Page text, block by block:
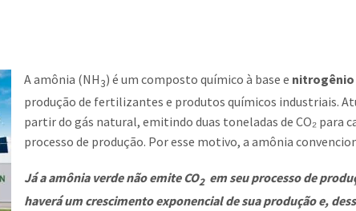
Mayekawa SÉRVIA
Mayekawa SUÍÇA
Biogás, biometano e bioCO2
Vasos de Pressão
A amônia (NH3) é um composto químico à base e nitrogênio
produção de fertilizantes e produtos químicos industriais.
partir do gás natural, emitindo duas toneladas de CO₂ para
processo de produção. Por esse motivo, a amônia
Já a amônia verde não emite CO2 em seu processo de
haverá um crescimento exponencial de sua produçãoe,